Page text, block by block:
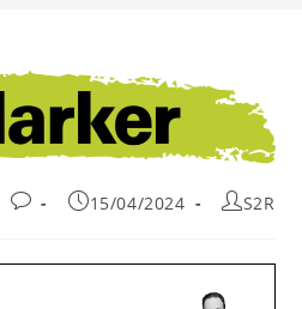
S2R
15/04/2024